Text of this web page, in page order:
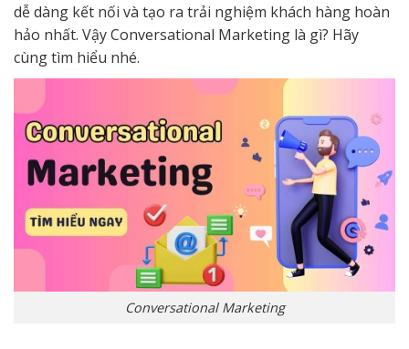
dễ dàng kết nối và tạo ra trải nghiệm khách hàng hoàn
hảo nhất. Vậy Conversational Marketing là gì? Hãy
cùng tìm hiểu nhé.
Conversational Marketing